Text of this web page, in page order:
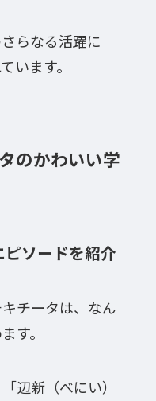
らなる活躍に
います。
のかわいい学
ソードを紹介
チータは、なん
す。
辺新（べにい）